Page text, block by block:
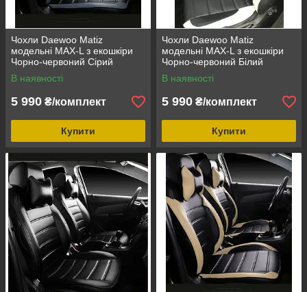
Чохли Daewoo Matiz
модельні MAX-L з екошкіри
Чорно-червоний Сірий
В наявності
5 990 ₴/комплект
Купити
Чохли Daewoo Matiz
модельні MAX-L з екошкіри
Чорно-червоний Білий
В наявності
5 990 ₴/комплект
Купити